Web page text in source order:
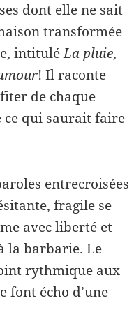
dont elle ne sait
transformée
intituléLa pluie,
! Il raconte
de chaque
ce qui saurait faire
entrecroisées
fragile se
avec liberté et
la barbarie. Le
rythmique aux
font écho d’une